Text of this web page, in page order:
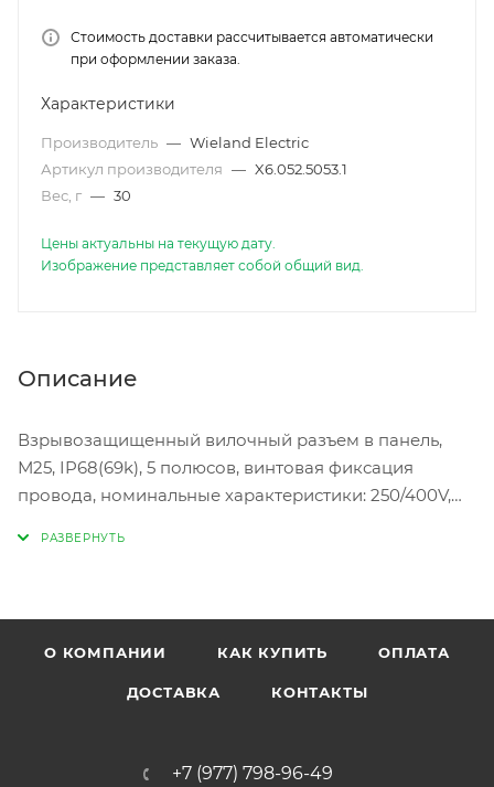
Стоимость доставки рассчитывается автоматически
при оформлении заказа.
Характеристики
Производитель — Wieland Electric
Артикул производителя — X6.052.5053.1
Вес, г — 30
Цены актуальны на текущую дату.
Изображение представляет собой общий вид.
Описание
Взрывозащищенный вилочный разъем в панель,
М25, IP68(69k), 5 полюсов, винтовая фиксация
провода, номинальные характеристики: 250/400V,
О КОМПАНИИ КАК КУПИТЬ ОПЛАТА
ДОСТАВКА КОНТАКТЫ
+7 (977) 798-96-49